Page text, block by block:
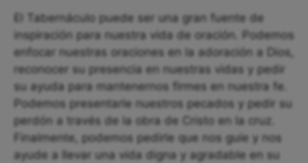
El Tabernáculo puede ser una gran fuente de
inspiración para nuestra vida de oración. Podemos
enfocar nuestras oraciones en la adoración a Dios,
reconocer su presencia en nuestras vidas y pedir
su ayuda para mantenernos firmes en nuestra fe.
Podemos presentarle nuestros pecados y pedir su
perdón a través de la obra de Cristo en la cruz.
Finalmente, podemos pedirle que nos guíe y nos
ayude a llevar una vida digna y agradable en su